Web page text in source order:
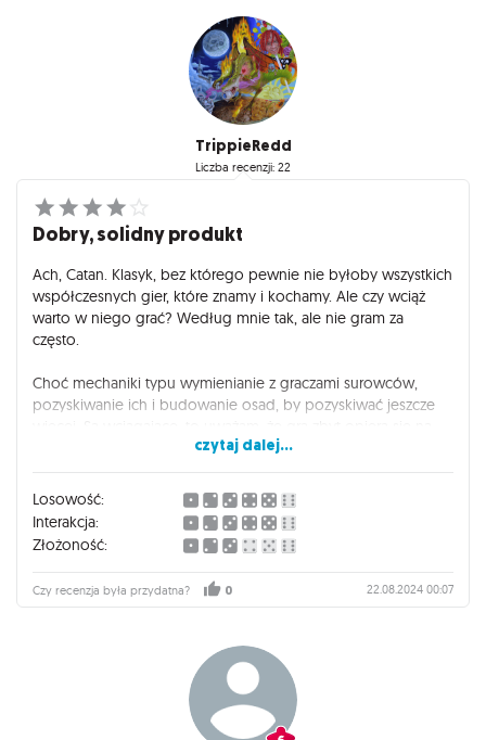
TrippieRedd
Liczba recenzji: 22
Dobry, solidny produkt
Ach, Catan. Klasyk, bez którego pewnie nie byłoby wszystkich
współczesnych gier, które znamy i kochamy. Ale czy wciąż
warto w niego grać? Według mnie tak, ale nie gram za
często.
Choć mechaniki typu wymienianie z graczami surowców,
pozyskiwanie ich i budowanie osad, by pozyskiwać jeszcze
losowości, z racji, że główną metodą na zdobywanie
surowców jest rzut kośćmi. Poza tym, często występuje
sytuacja, gdzie jeden gracz jest ewidentnie w tyle i nie ma jak
się rozwinąć, wiadomo, że taki gracz przegra i wtedy
rozgrywka dla tej osoby nie sprawia już przyjemności.
Słabe jest również to, że zdecydowanie najwięcej zależy od
pierwszej podjętej decyzji w całej grze, czyli położenie
gracze mają zdecydowaną przewagę nad nowymi.
Mimo to, gra jest klasyczna i naprawdę dużo jej
zawdzięczamy. A z dobrą grupą może nawet sprawiać sporo
frajdy. Zdecydowanym plusem jest duża interakcja, której tak
czytaj dalej...
Losowość:
Interakcja:
Złożoność:
Czy recenzja była przydatna? 0 22.08.2024 00:07